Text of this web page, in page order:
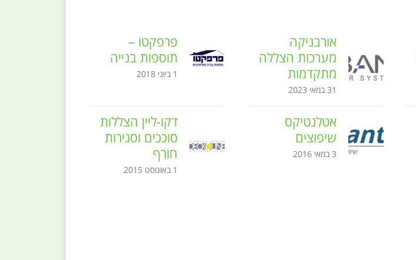
אורבניקה
מערכות הצללה
מתקדמות
31 במאי 2023
פרפקטו –
תוספות בנייה
1 ביוני 2018
אטלנטיקס
שיפוצים
3 במאי 2016
דקו-ליין הצללות
סוככים וסגירות
חורף
1 באוגוסט 2015